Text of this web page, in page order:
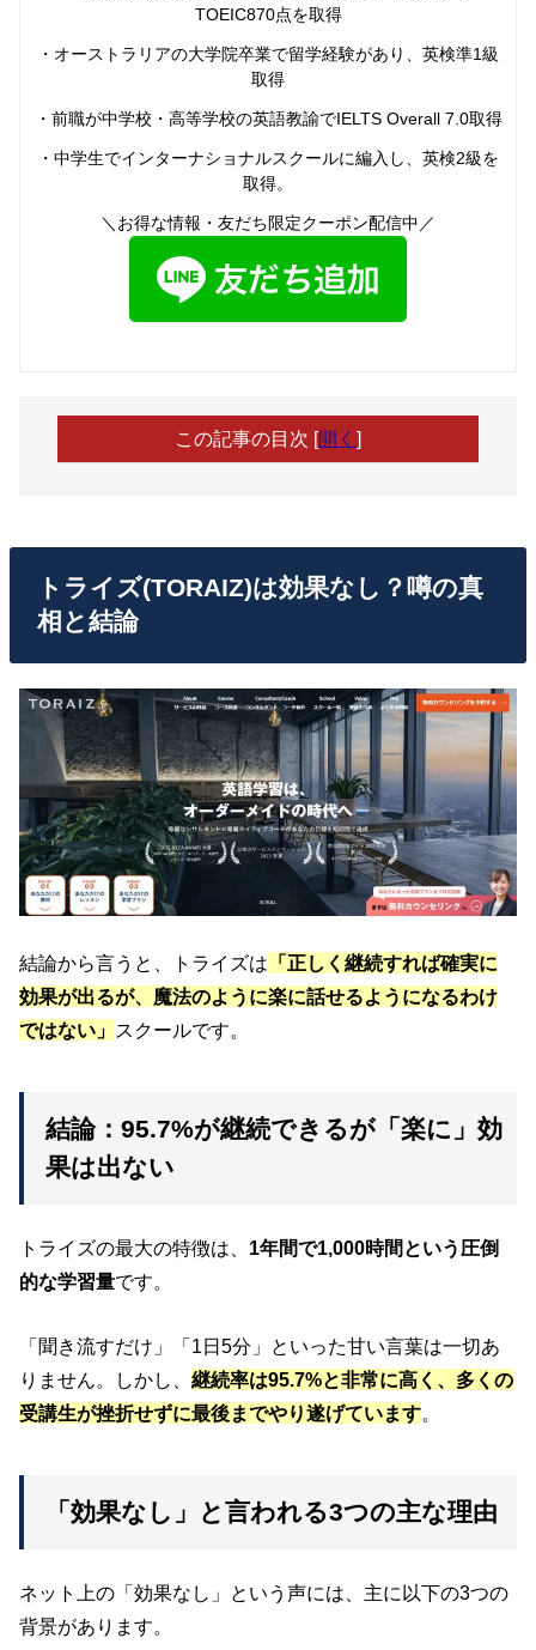
TOEIC870点を取得
・オーストラリアの大学院卒業で留学経験があり、英検準1級
取得
・前職が中学校・高等学校の英語教諭でIELTS Overall 7.0取得
・中学生でインターナショナルスクールに編入し、英検2級を
取得。
＼お得な情報・友だち限定クーポン配信中／
この記事の目次 [開く ]
トライズ(TORAIZ)は効果なし？噂の真
相と結論
結論から言うと、トライズは 「正しく継続すれば確実に
効果が出るが、魔法のように楽に話せるようになるわけ
ではない」 スクールです。
結論：95.7%が継続できるが「楽に」効
果は出ない
トライズの最大の特徴は、 1年間で1,000時間という圧倒
的な学習量です。
「聞き流すだけ」「1日5分」といった甘い言葉は一切あ
りません。しかし、継続率は95.7%と非常に高く、多くの
受講生が挫折せずに最後までやり遂げています。
「効果なし」と言われる3つの主な理由
ネット上の「効果なし」という声には、主に以下の3つの
背景があります。